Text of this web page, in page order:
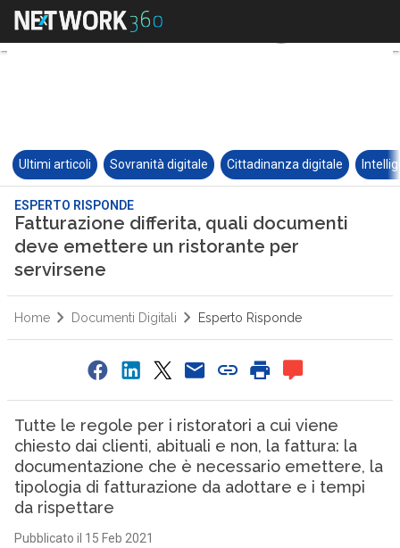
Ultimi articoli Sovranità digitale Cittadinanza digitale
ESPERTO RISPONDE
Fatturazione differita, quali documenti
deve emettere un ristorante per
servirsene
Home Documenti Digitali Esperto Risponde
Tutte le regole per i ristoratori a cui viene
chiesto dai clienti, abituali e non, la fattura: la
documentazione che è necessario emettere, la
tipologia di fatturazione da adottare e i tempi
da rispettare
Pubblicato il 15 Feb 2021